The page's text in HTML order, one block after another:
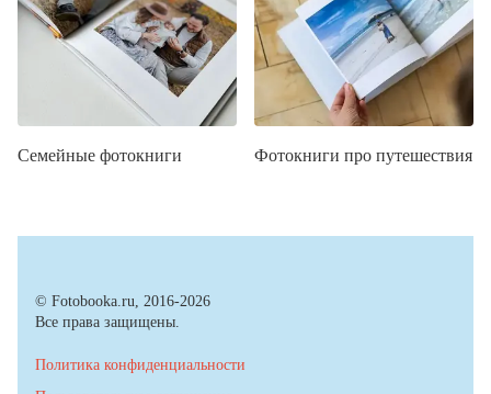
Семейные фотокниги Фотокниги про путешествия
© Fotobooka.ru, 2016-2026
Все права защищены.
Политика конфиденциальности